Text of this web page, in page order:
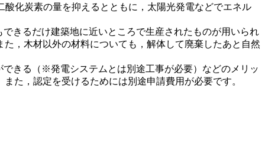
化炭素の量を抑えるとともに，太陽光発電などでエネル
きるだけ建築地に近いところで生産されたものが用いられ
，木材以外の材料についても，解体して廃棄したあと自然
きる（※発電システムとは別途工事が必要）などのメリッ
た，認定を受けるためには別途申請費用が必要です。